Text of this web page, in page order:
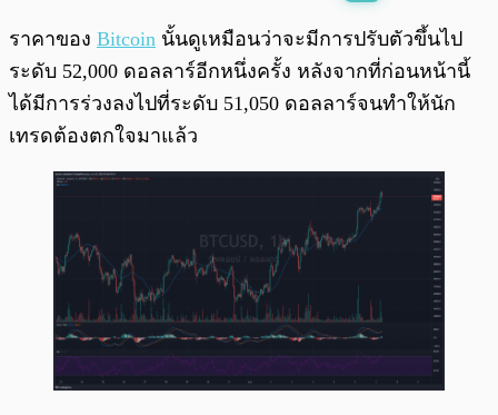
0:00/0:00
ราคาของ Bitcoin นั้นดูเหมือนว่าจะมีการปรับตัวขึ้นไป
ระดับ 52,000 ดอลลาร์อีกหนึ่งครั้ง หลังจากที่ก่อนหน้านี้
ได้มีการร่วงลงไปที่ระดับ 51,050 ดอลลาร์จนทำให้นัก
เทรดต้องตกใจมาแล้ว